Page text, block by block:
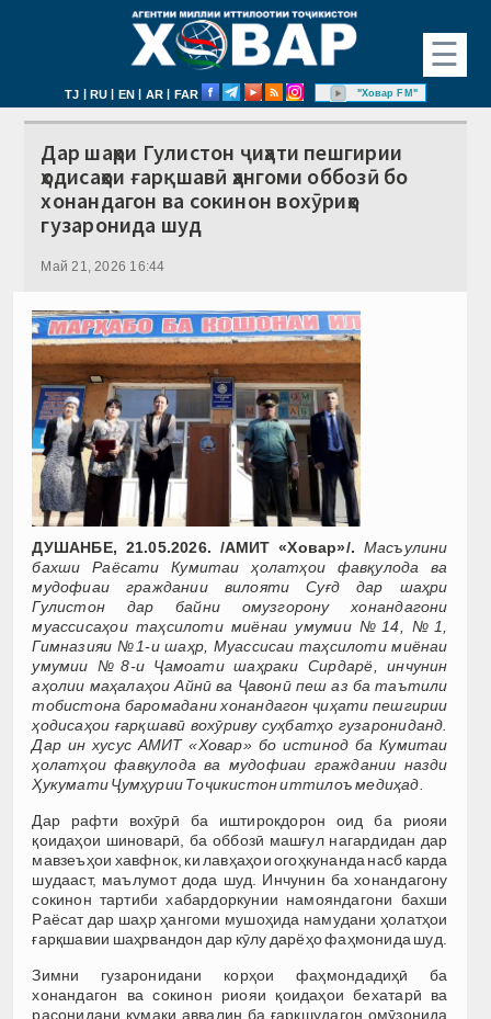
☰
TJ | RU | EN | AR | FAR "Ховар FM"
Дар шаҳри Гулистон ҷиҳати пешгирии
ҳодисаҳои ғарқшавӣ ҳангоми оббозӣ бо
хонандагон ва сокинон вохӯриҳо
гузаронида шуд
Май 21, 2026 16:44
ДУШАНБЕ, 21.05.2026. /АМИТ «Ховар»/. Масъулини
бахши Раёсати Кумитаи ҳолатҳои фавқулода ва
мудофиаи граждании вилояти Суғд дар шаҳри
Гулистон дар байни омузгорону хонандагони
муассисаҳои таҳсилоти миёнаи умумии №14, №1,
Гимназияи №1-и шаҳр, Муассисаи таҳсилоти миёнаи
умумии №8-и Ҷамоати шаҳраки Сирдарё, инчунин
аҳолии маҳалаҳои Айнӣ ва Ҷавонӣ пеш аз ба таътили
тобистона баромадани хонандагон ҷиҳати пешгирии
ҳодисаҳои ғарқшавӣ вохӯриву суҳбатҳо гузарониданд.
Дар ин хусус АМИТ «Ховар» бо истинод ба Кумитаи
ҳолатҳои фавқулода ва мудофиаи граждании назди
Ҳукумати Ҷумҳурии Тоҷикистон иттилоъ медиҳад.
Дар рафти вохӯрӣ ба иштирокдорон оид ба риояи
қоидаҳои шиноварӣ, ба оббозӣ машғул нагардидан дар
мавзеъҳои хавфнок, ки лавҳаҳои огоҳкунанда насб карда
шудааст, маълумот дода шуд. Инчунин ба хонандагону
сокинон тартиби хабардоркунии намояндагони бахши
Раёсат дар шаҳр ҳангоми мушоҳида намудани ҳолатҳои
ғарқшавии шаҳрвандон дар кӯлу дарёҳо фаҳмонида шуд.
Зимни гузаронидани корҳои фаҳмондадиҳӣ ба
хонандагон ва сокинон риояи қоидаҳои бехатарӣ ва
расонидани кумаки аввалин ба ғарқшудагон омӯзонида